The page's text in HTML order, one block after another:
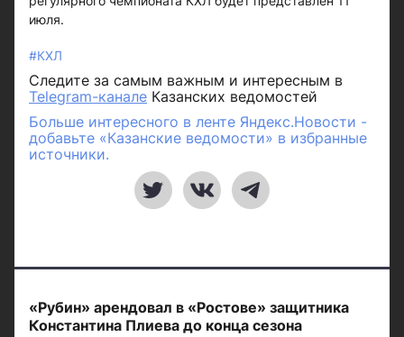
июля.
#КХЛ
Следите за самым важным и интересным в
Telegram-канале Казанских ведомостей
Больше интересного в ленте Яндекс.Новости -
добавьте «Казанские ведомости» в избранные
источники.
«Рубин» арендовал в «Ростове» защитника
Константина Плиева до конца сезона